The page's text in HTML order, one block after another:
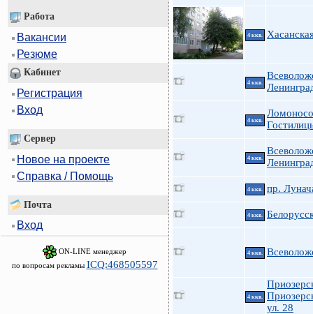
Работа
Вакансии
Резюме
Кабинет
Регистрация
Вход
Сервер
Новое на проекте
Справка / Помощь
Почта
Вход
ON-LINE менеджер
по вопросам рекламы ICQ:468505597
4 ккв.
4 ккв.
4 ккв.
4 ккв.
4 ккв. пр.
4 ккв.
4 ккв.
4 ккв.
ул. 28